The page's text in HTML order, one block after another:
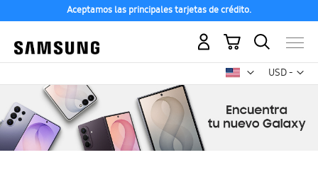
Aceptamos las principales tarjetas de crédito.
USD -
dólar
Mi carrito